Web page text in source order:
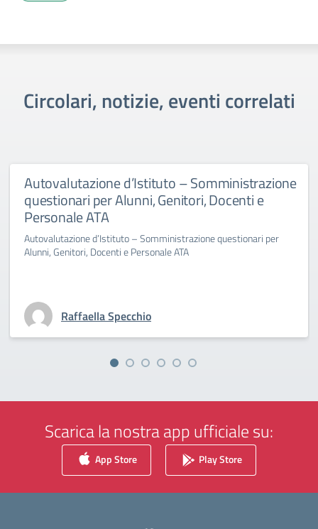
Circolari, notizie, eventi correlati
Autovalutazione d’Istituto – Somministrazione
questionari per Alunni, Genitori, Docenti e
Personale ATA
Autovalutazione d’Istituto – Somministrazione questionari per
Alunni, Genitori, Docenti e Personale ATA
Raffaella Specchio
Scarica la nostra app ufficiale su:
App Store Play Store